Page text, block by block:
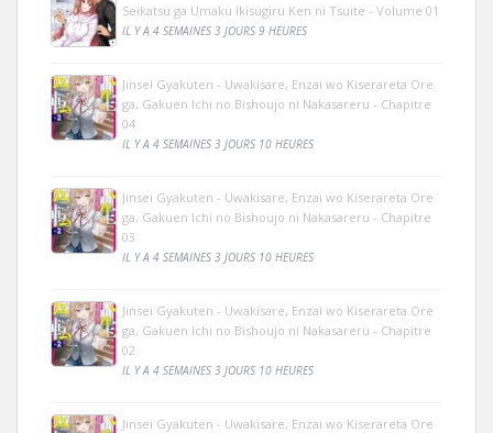
Seikatsu ga Umaku Ikisugiru Ken ni Tsuite - Volume 01
IL Y A 4 SEMAINES 3 JOURS 9 HEURES
Jinsei Gyakuten - Uwakisare, Enzai wo Kiserareta Ore
ga, Gakuen Ichi no Bishoujo ni Nakasareru - Chapitre
04
IL Y A 4 SEMAINES 3 JOURS 10 HEURES
Jinsei Gyakuten - Uwakisare, Enzai wo Kiserareta Ore
ga, Gakuen Ichi no Bishoujo ni Nakasareru - Chapitre
03
IL Y A 4 SEMAINES 3 JOURS 10 HEURES
Jinsei Gyakuten - Uwakisare, Enzai wo Kiserareta Ore
ga, Gakuen Ichi no Bishoujo ni Nakasareru - Chapitre
02
IL Y A 4 SEMAINES 3 JOURS 10 HEURES
Jinsei Gyakuten - Uwakisare, Enzai wo Kiserareta Ore